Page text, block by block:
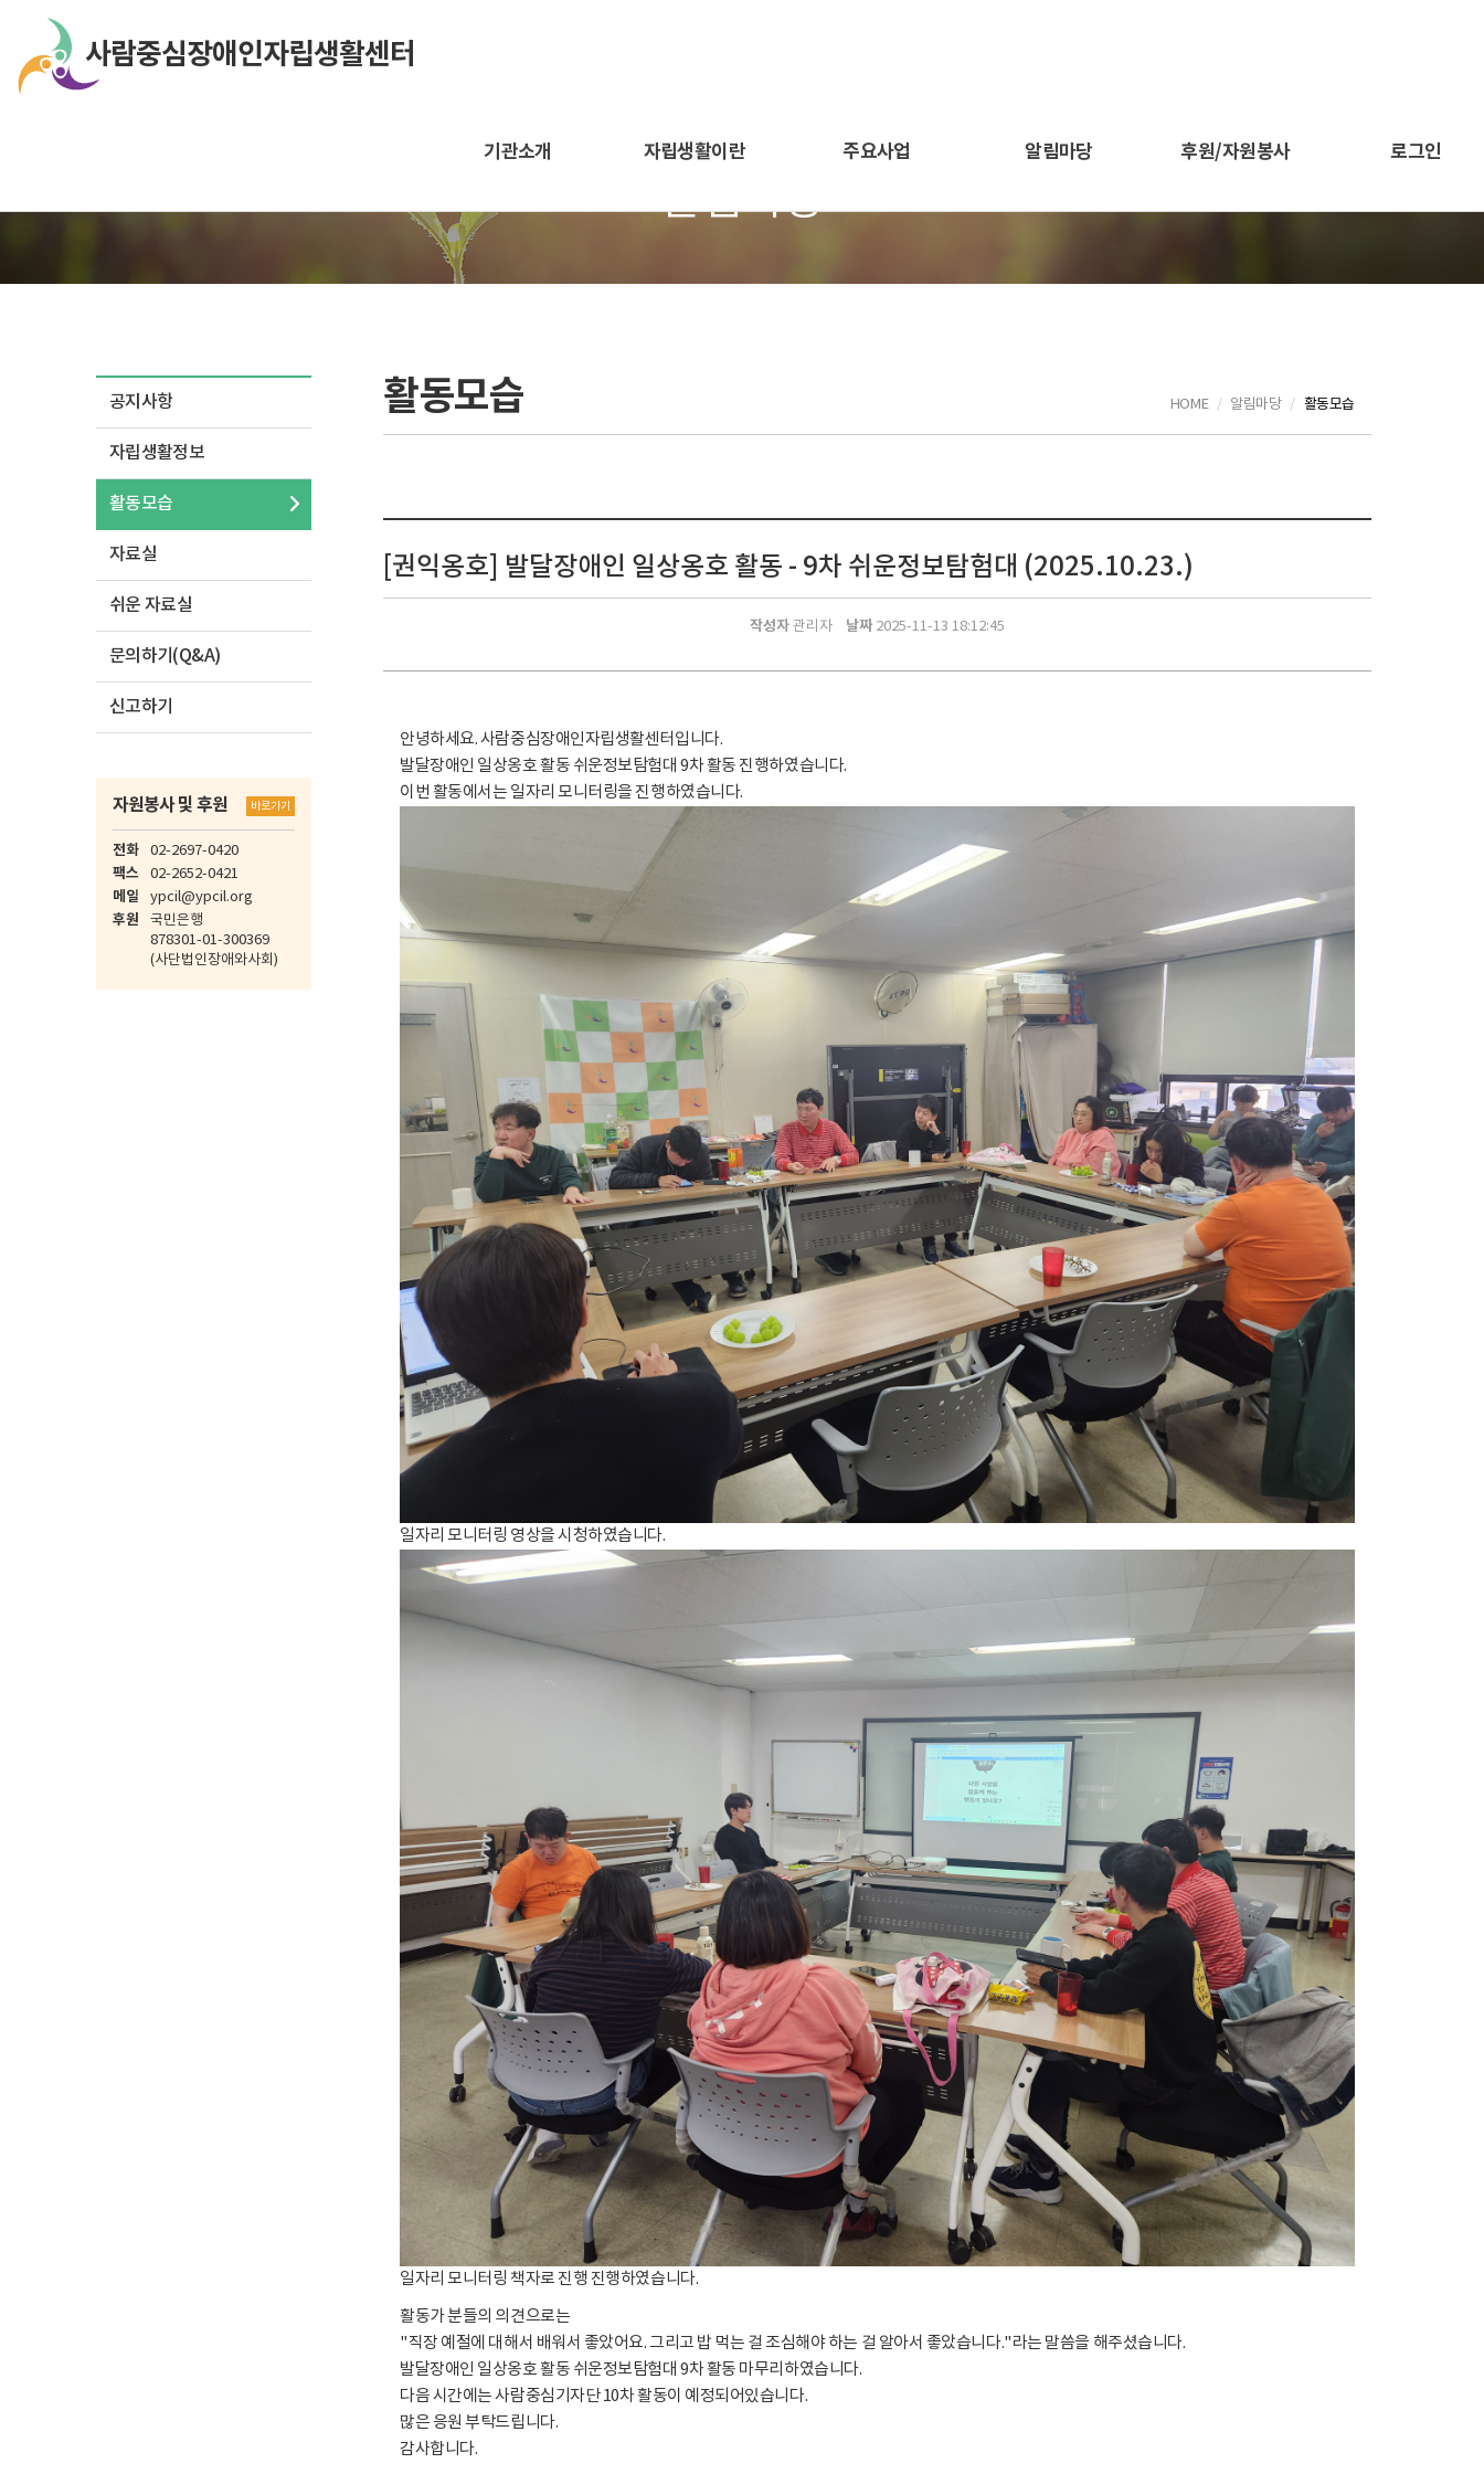
기관소개 자립생활이란 주요사업 알림마당 후원/자원봉사 로그인
알림마당
공지사항
자립생활정보
활동모습
자료실
쉬운 자료실
문의하기(Q&A)
신고하기
자원봉사 및 후원 바로가기
전화 02-2697-0420
팩스 02-2652-0421
메일 ypcil@ypcil.org
후원
국민은행
878301-01-300369
(사단법인장애와사회)
활동모습 HOME 알림마당 활동모습
[권익옹호] 발달장애인 일상옹호 활동 - 9차 쉬운정보탐험대 (2025.10.23.)
작성자 관리자 날짜 2025-11-13 18:12:45
안녕하세요. 사람중심장애인자립생활센터입니다.
발달장애인 일상옹호 활동 쉬운정보탐험대 9차 활동 진행하였습니다.
이번 활동에서는 일자리 모니터링을 진행하였습니다.
일자리 모니터링 영상을 시청하였습니다.
일자리 모니터링 책자로 진행 진행하였습니다.
활동가 분들의 의견으로는
"직장 예절에 대해서 배워서 좋았어요. 그리고 밥 먹는 걸 조심해야 하는 걸 알아서 좋았습니다."라는 말씀을 해주셨습니다.
발달장애인 일상옹호 활동 쉬운정보탐험대 9차 활동 마무리하였습니다.
다음 시간에는 사람중심기자단 10차 활동이 예정되어있습니다.
많은 응원 부탁드립니다.
감사합니다.